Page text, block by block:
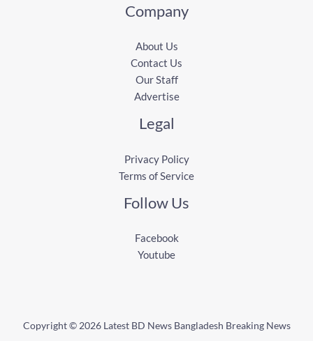
Company
About Us
Contact Us
Our Staff
Advertise
Legal
Privacy Policy
Terms of Service
Follow Us
Facebook
Youtube
Copyright © 2026 Latest BD News Bangladesh Breaking News